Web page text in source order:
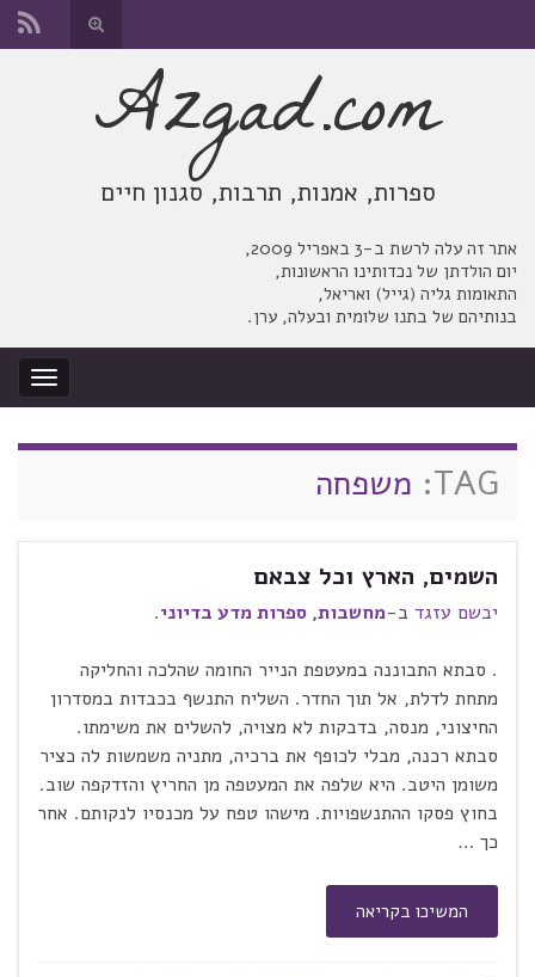
החלף
טופס
אתר זה עלה לרשת ב-3 באפריל 2009,
יום הולדתן של נכדותינו הראשונות,
התאומות גליה (גייל) ואריאל,
בנותיהם של בתנו שלומית ובעלה, ערן.
החלף
ניווט
Azgad.com
ספרות, אמנות, תרבות, סגנון חיים
TAG: משפחה
השמים, הארץ וכל צבאם
יבשם עזגד ב-מחשבות, ספרות מדע בדיוני.
. סבתא התבוננה במעטפת הנייר החומה שהלכה והחליקה
מתחת לדלת, אל תוך החדר. השליח התנשף בכבדות במסדרון
החיצוני, מנסה, בדבקות לא מצויה, להשלים את משימתו.
סבתא רכנה, מבלי לכופף את ברכיה, מתניה משמשות לה כציר
משומן היטב. היא שלפה את המעטפה מן החריץ והזדקפה שוב.
בחוץ פסקו ההתנשפויות. מישהו טפח על מכנסיו לנקותם. אחר
כך …
המשיכו בקריאה